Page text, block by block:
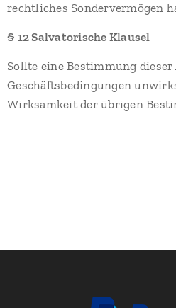
rechtliches Sondervermögen
§ 12 Salvatorische Klausel
Sollte eine Bestimmung
Geschäftsbedingungen
Wirksamkeit der übrigen